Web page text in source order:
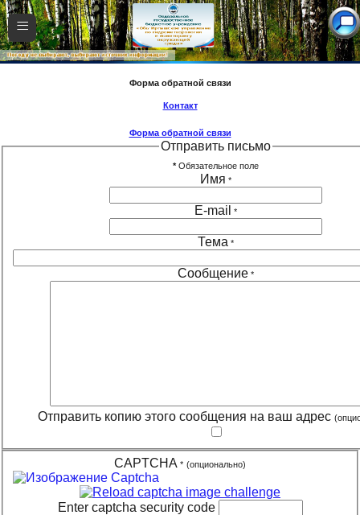
Форма обратной связи
Контакт
Форма обратной связи
Отправить письмо
*Обязательное поле
Имя *
E-mail *
Тема *
Сообщение *
Отправить копию этого сообщения на ваш адрес
CAPTCHA * (опционально)
Enter captcha security code
≡